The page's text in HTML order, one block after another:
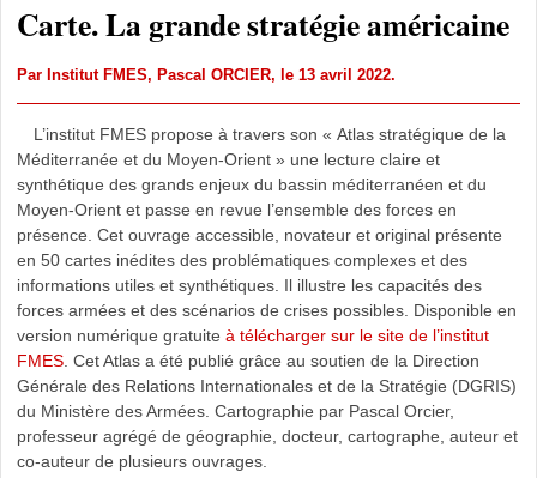
Carte. La grande stratégie américaine
Par Institut FMES, Pascal ORCIER, le 13 avril 2022.
L’institut FMES propose à travers son « Atlas stratégique de la
Méditerranée et du Moyen-Orient » une lecture claire et
synthétique des grands enjeux du bassin méditerranéen et du
Moyen-Orient et passe en revue l’ensemble des forces en
présence. Cet ouvrage accessible, novateur et original présente
en 50 cartes inédites des problématiques complexes et des
informations utiles et synthétiques. Il illustre les capacités des
forces armées et des scénarios de crises possibles. Disponible en
version numérique gratuite à télécharger sur le site de l’institut
FMES. Cet Atlas a été publié grâce au soutien de la Direction
Générale des Relations Internationales et de la Stratégie (DGRIS)
du Ministère des Armées. Cartographie par Pascal Orcier,
professeur agrégé de géographie, docteur, cartographe, auteur et
co-auteur de plusieurs ouvrages.